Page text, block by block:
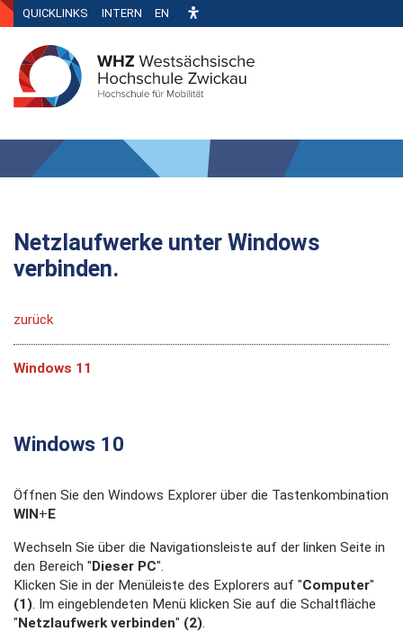
QUICKLINKS INTERN EN
Netzlaufwerke unter Windows
verbinden.
zurück
Windows 11
Windows 10
Öffnen Sie den Windows Explorer über die Tastenkombination
WIN+E
Wechseln Sie über die Navigationsleiste auf der linken Seite in
den Bereich "Dieser PC".
Klicken Sie in der Menüleiste des Explorers auf "Computer"
(1) . Im eingeblendeten Menü klicken Sie auf die Schaltfläche
"Netzlaufwerk verbinden" (2)